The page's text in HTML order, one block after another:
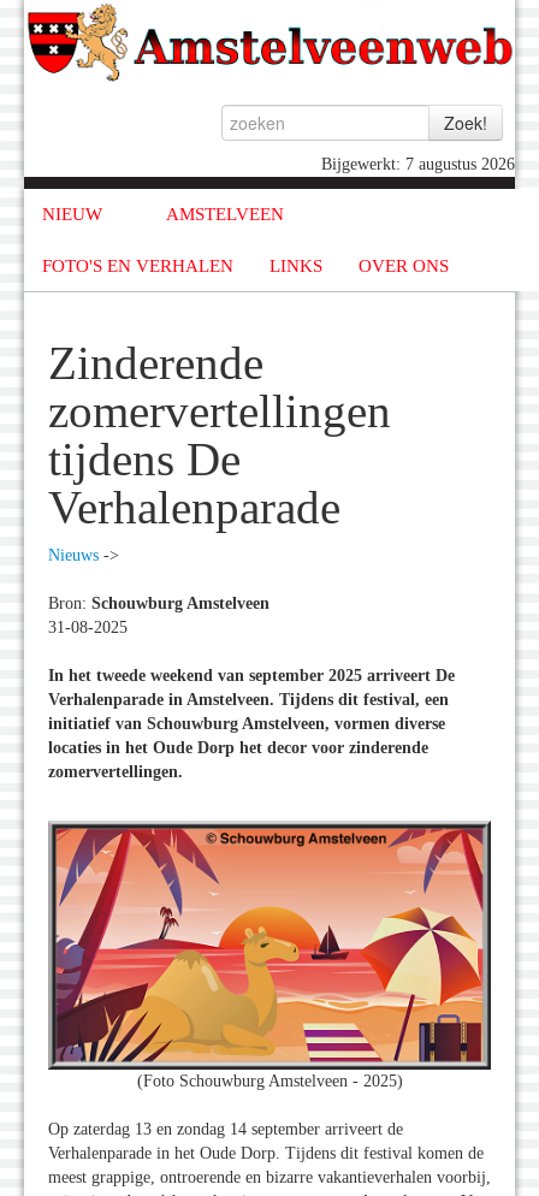
Bijgewerkt: 7 augustus 2026
NIEUW AMSTELVEEN
FOTO'S EN VERHALEN LINKS OVER ONS
Zinderende
zomervertellingen
tijdens De
Verhalenparade
Nieuws ->
Bron: Schouwburg Amstelveen
31-08-2025
In het tweede weekend van september 2025 arriveert De
Verhalenparade in Amstelveen. Tijdens dit festival, een
initiatief van Schouwburg Amstelveen, vormen diverse
locaties in het Oude Dorp het decor voor zinderende
zomervertellingen.
(Foto Schouwburg Amstelveen - 2025)
Op zaterdag 13 en zondag 14 september arriveert de
Verhalenparade in het Oude Dorp. Tijdens dit festival komen de
meest grappige, ontroerende en bizarre vakantieverhalen voorbij,